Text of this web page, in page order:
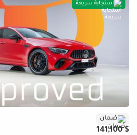
استجابة سريعة
ضمان
$ 141,100